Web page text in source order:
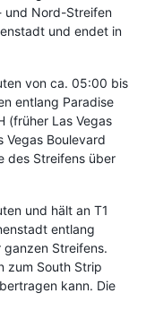
und Nord-Streifen
und endet in
von ca. 05:00 bis
entlang Paradise
(früher Las Vegas
Vegas Boulevard
des Streifens über
und hält an T1
entlang
Streifens.
zum South Strip
kann. Die